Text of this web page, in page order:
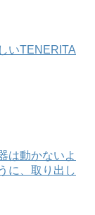
いTENERITA
は動かないよ
に、取り出し